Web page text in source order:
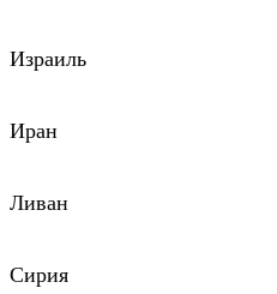
Израиль
Иран
Ливан
Сирия